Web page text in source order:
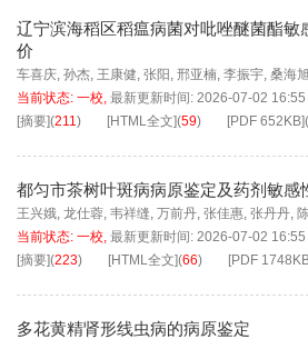
辽宁滨海稻区稻瘟病菌对吡唑醚菌酯敏
价
车喜庆, 孙杰, 王康健, 张阳 , 邢亚楠, 李振宇, 桑海
当前状态: 一校, 最新更新时间: 2026-07-02 16:55
[摘要](211) [HTML全文](59) [PDF 652KB](
都匀市茶树叶斑病病原鉴定及药剂敏感
王兴娥, 龙仕蓉, 韦祥缝, 万前丹, 张佳惠, 张丹丹,
当前状态: 一校, 最新更新时间: 2026-07-02 16:55
[摘要](223) [HTML全文](66) [PDF
多花黄精肾形线虫病的病原鉴定